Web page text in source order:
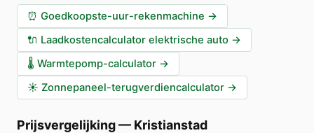
⏰ Goedkoopste-uur-rekenmachine →
🔌 Laadkostencalculator elektrische auto →
🌡️ Warmtepomp-calculator →
☀️ Zonnepaneel-terugverdiencalculator →
Prijsvergelijking— Kristianstad